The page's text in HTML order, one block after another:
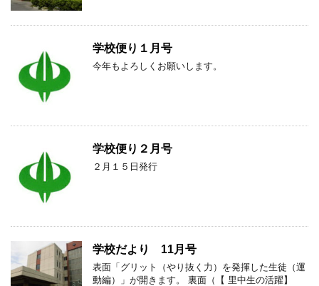
学校便り１月号
今年もよろしくお願いします。
学校便り２月号
２月１５日発行
学校だより 11月号
表面「グリット（やり抜く力）を発揮した生徒（運
動編）」が開きます。 裏面（【 里中生の活躍】